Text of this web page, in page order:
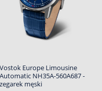
Vostok Europe Limousine
Automatic NH35A-560A687 -
zegarek męski